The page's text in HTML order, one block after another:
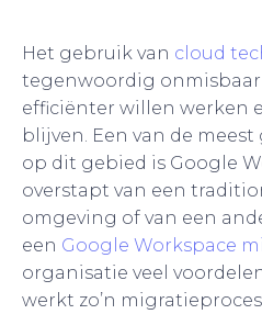
Het gebruik van cloud
tegenwoordig
efficiënter willen werken
blijven. Een van de
op dit gebied is Google
overstapt van een
omgeving of van een
een Google Workspace
organisatie veel
werkt zo’n